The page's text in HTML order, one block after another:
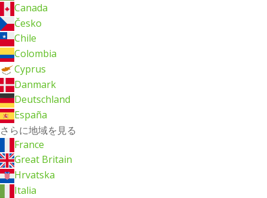
Canada
Česko
Chile
Colombia
Cyprus
Danmark
Deutschland
España
さらに地域を見る
France
Great Britain
Hrvatska
Italia